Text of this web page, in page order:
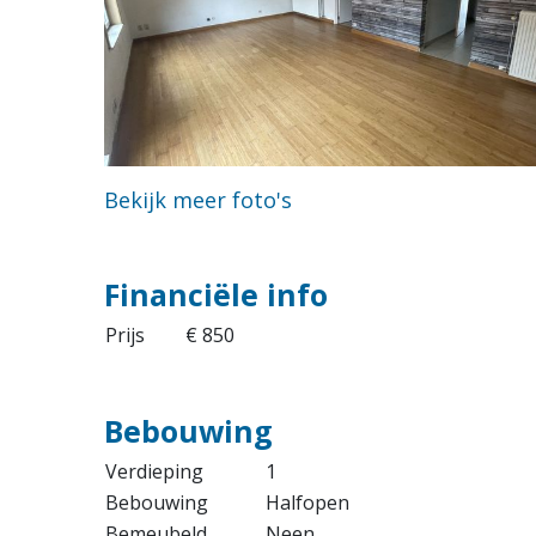
Bekijk meer foto's
Financiële info
Prijs € 850
Bebouwing
Verdieping
1
Bebouwing
Halfopen